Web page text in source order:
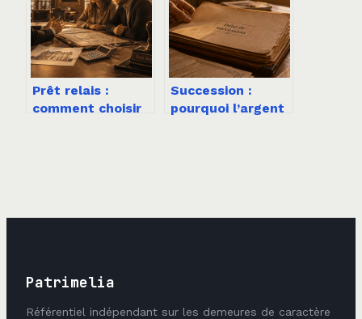
médiatique
Prêt relais :
comment choisir
Succession :
pourquoi l’argent
Patrimelia
Référentiel indépendant sur les demeures de caractère